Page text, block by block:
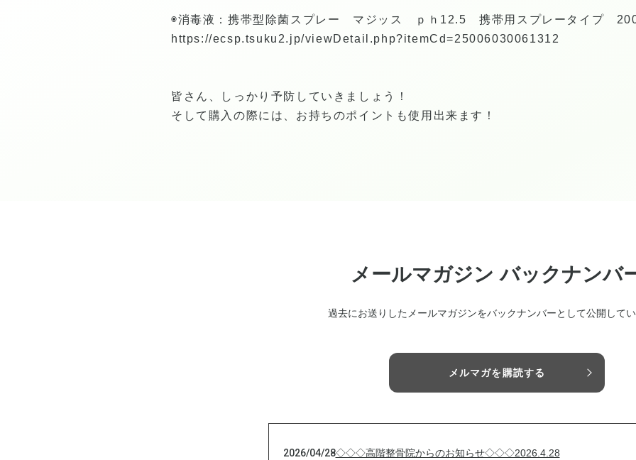
◉消毒液：携帯型除菌スプレー マジッス ｐｈ12.5 携帯用スプレータイプ
https://ecsp.tsuku2.jp/viewDetail.php?itemCd=25006030061312
皆さん、しっかり予防していきましょう！
そして購入の際には、お持ちのポイントも使用出来ます！
メールマガジン バックナンバ
過去にお送りしたメールマガジンをバックナンバーとして公開して
メルマガを購読する
2026/04/28◇◇◇高階整骨院からのお知らせ◇◇◇2026.4.28